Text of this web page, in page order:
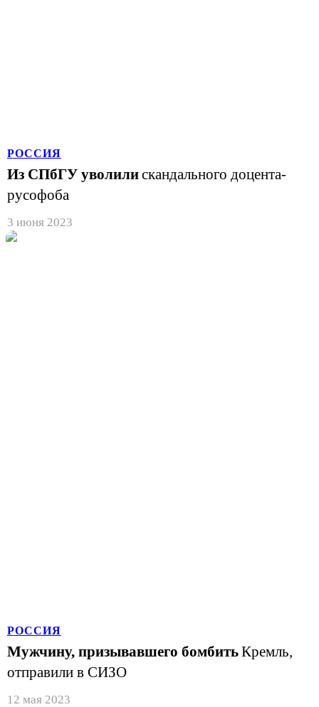
РОССИЯ
Из СПбГУ уволилискандального доцента-
русофоба
3 июня 2023
РОССИЯ
Мужчину, призывавшего бомбитьКремль,
отправили в СИЗО
12 мая 2023